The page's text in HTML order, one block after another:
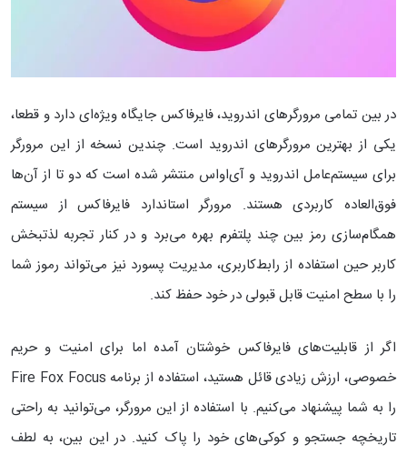
در بین تمامی مرورگرهای اندروید، فایرفاکس جایگاه ویژه‌ای دارد و قطعا،
یکی از بهترین مرورگرهای اندروید است. چندین نسخه از این مرورگر
برای سیستم‌عامل اندروید و آی‌‌او‌اس منتشر شده است که دو تا از آن‌ها
فوق‌العاده کاربردی هستند. مرورگر استاندارد فایرفاکس از سیستم‌
همگام‌سازی رمز بین چند پلتفرم بهره می‌برد و در کنار تجربه لذتبخش
کاربر حین استفاده از رابط‌کاربری، مدیریت پسورد نیز می‌تواند رموز شما
را با سطح امنیت قابل قبولی در خود حفظ کند.
اگر از قابلیت‌های فایرفاکس خوشتان آمده اما برای امنیت و حریم
خصوصی، ارزش زیادی قائل هستید، استفاده از برنامه Fire Fox Focus
را به شما پیشنهاد می‌کنیم. با استفاده از این مرورگر، می‌توانید به راحتی
تاریخچه جستجو و کوکی‌های خود را پاک کنید. در این بین، به لطف